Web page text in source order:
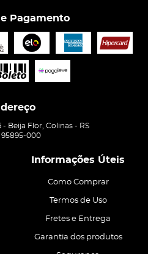
Pagamento
- Beija Flor, Colinas - RS
95895-000
Informações Úteis
Como Comprar
Termos de Uso
Fretes e Entrega
Garantia dos produtos